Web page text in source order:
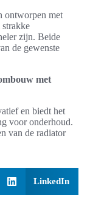
ontworpen met
strakke
zijn. Beide
de gewenste
met
en biedt het
voor onderhoud.
van de radiator
LinkedIn